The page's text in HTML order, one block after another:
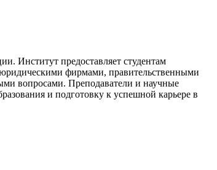
Институт предоставляет студентам
фирмами, правительственными
вопросами. Преподаватели и научные
и подготовку к успешной карьере в